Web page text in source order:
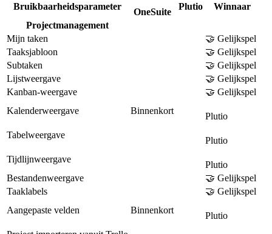
Bruikbaarheidsparameter
OneSuite
Plutio
Winnaar
Projectmanagement
Mijn taken
🤝 Gelijkspel
Taaksjabloon
🤝 Gelijkspel
Subtaken
🤝 Gelijkspel
Lijstweergave
🤝 Gelijkspel
Kanban-weergave
🤝 Gelijkspel
Kalenderweergave
Binnenkort
Plutio
Tabelweergave
Plutio
Tijdlijnweergave
Plutio
Bestandenweergave
🤝 Gelijkspel
Taaklabels
🤝 Gelijkspel
Aangepaste velden
Binnenkort
Plutio